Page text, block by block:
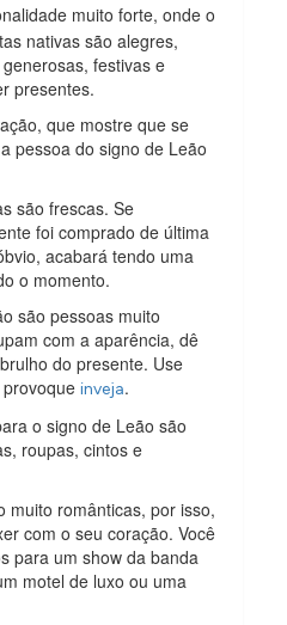
muito forte, onde o
nativas são alegres,
festivas e
presentes.
que mostre que se
pessoa do signo de Leão
são frescas. Se
foi comprado de última
acabará tendo uma
o momento.
são pessoas muito
com a aparência, dê
do presente. Use
provoqueinveja.
o signo de Leão são
roupas, cintos e
muito românticas, por isso,
com o seu coração. Você
para um show da banda
motel de luxo ou uma